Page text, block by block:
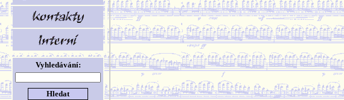
Vyhledávání: